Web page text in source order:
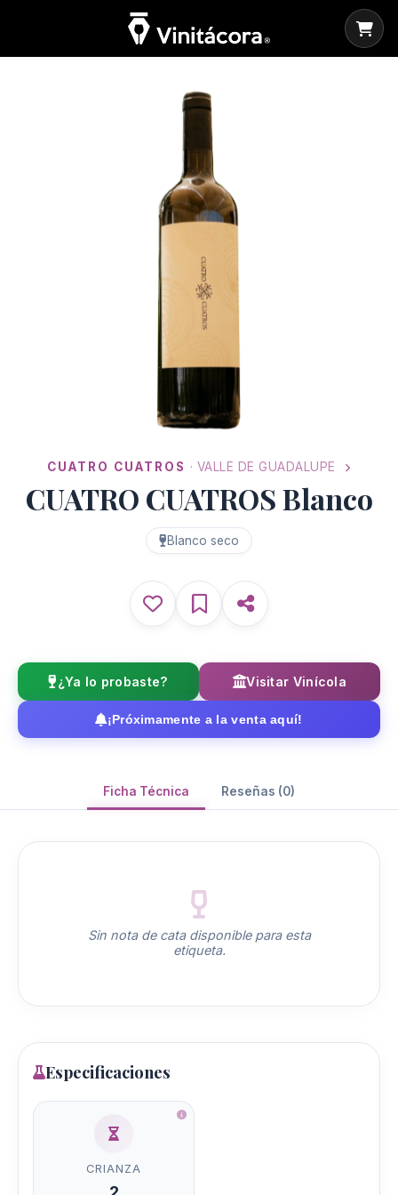
CUATRO CUATROS · VALLE DE GUADALUPE
CUATRO CUATROS Blanco
Blanco seco
¿Ya lo probaste? Visitar Vinícola
¡Próximamente a la venta aquí!
Ficha Técnica Reseñas (0)
Sin nota de cata disponible para esta
etiqueta.
Especificaciones
CRIANZA